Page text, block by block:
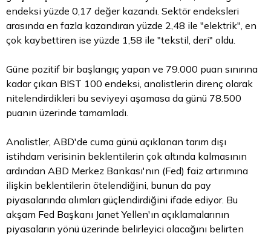
endeksi yüzde 0,17 değer kazandı. Sektör endeksleri
arasında en fazla kazandıran yüzde 2,48 ile "elektrik", en
çok kaybettiren ise yüzde 1,58 ile "tekstil, deri" oldu.
Güne pozitif bir başlangıç yapan ve 79.000 puan sınırına
kadar çıkan BIST 100 endeksi, analistlerin direnç olarak
nitelendirdikleri bu seviyeyi aşamasa da günü 78.500
puanın üzerinde tamamladı.
Analistler, ABD'de cuma günü açıklanan tarım dışı
istihdam verisinin beklentilerin çok altında kalmasının
ardından ABD Merkez Bankası'nın (Fed) faiz artırımına
ilişkin beklentilerin ötelendiğini, bunun da pay
piyasalarında alımları güçlendirdiğini ifade ediyor. Bu
akşam Fed Başkanı Janet Yellen'ın açıklamalarının
piyasaların yönü üzerinde belirleyici olacağını belirten